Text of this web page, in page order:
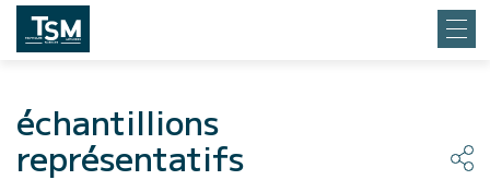
échantillions
représentatifs